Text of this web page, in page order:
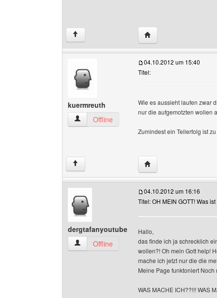
↑ Website dieses
kuermreuth
kuermreuth Benutzer-Profile anzeigen
Offline
04.10.2012 um 15:40
Titel:
Wie es aussieht laufen zwar
nur die aufgemotzten wollen
Zumindest ein Teilerfolg ist
↑ Website dieses
dergtafanyoutube
dergtafanyoutube Benutzer-Profile anzeigen
Offline
04.10.2012 um 16:16
Titel: OH MEIN GOTT! Was
Hallo,
das finde ich ja schrecklich
wollen?! Oh mein Gott help!
mache ich jetzt nur die die
Meine Page funktoniert
WAS MACHE ICH??!!! WAS